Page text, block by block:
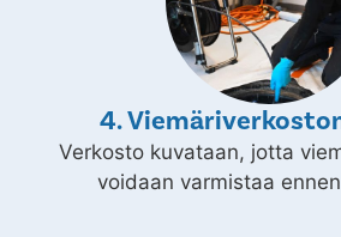
4.
Verkosto kuvataan, jotta
voidaan varmistaa